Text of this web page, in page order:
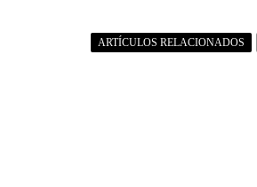
ARTÍCULOS RELACIONADOS